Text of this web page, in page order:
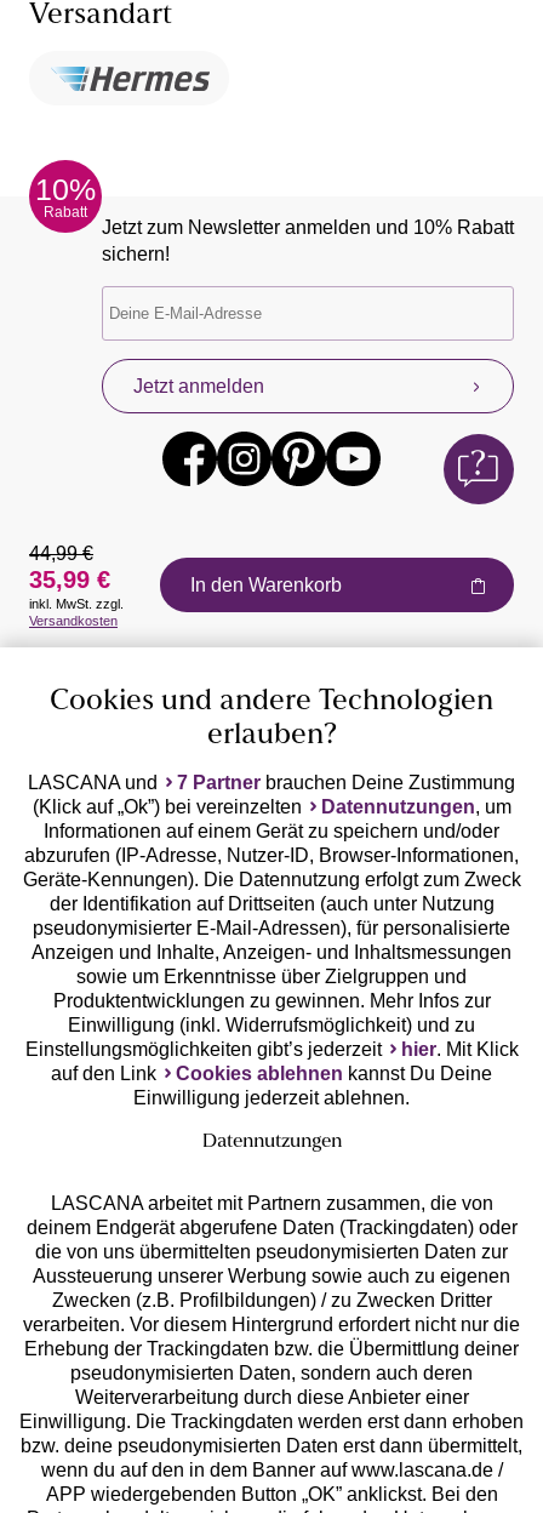
Versandart
10%
Rabatt
Jetzt zum Newsletter anmelden und 10% Rabatt
sichern!
Jetzt anmelden
Auszeichnungen
Geprüfte Sicherheit
Unsere Apps
Services
Beratung
Über uns
Rechtliches
44,99 €
35,99 €
inkl. MwSt. zzgl.
Versandkosten
In den Warenkorb
Cookies und andere Technologien
erlauben?
LASCANA und 7 Partner brauchen Deine Zustimmung
(Klick auf „Ok”) bei vereinzelten
Datennutzungen, um
Informationen auf einem Gerät zu speichern und/oder
abzurufen (IP-Adresse, Nutzer-ID, Browser-Informationen,
Geräte-Kennungen). Die Datennutzung erfolgt zum Zweck
der Identifikation auf Drittseiten (auch unter Nutzung
pseudonymisierter E-Mail-Adressen), für personalisierte
Anzeigen und Inhalte, Anzeigen- und Inhaltsmessungen
sowie um Erkenntnisse über Zielgruppen und
Produktentwicklungen zu gewinnen. Mehr Infos zur
Einwilligung (inkl. Widerrufsmöglichkeit) und zu
Einstellungsmöglichkeiten gibt’s jederzeit
hier. Mit Klick
auf den Link
Cookies ablehnen kannst Du Deine
Einwilligung jederzeit ablehnen.
Datennutzungen
LASCANA arbeitet mit Partnern zusammen, die von
deinem Endgerät abgerufene Daten (Trackingdaten) oder
die von uns übermittelten pseudonymisierten Daten zur
Aussteuerung unserer Werbung sowie auch zu eigenen
Zwecken (z.B. Profilbildungen) / zu Zwecken Dritter
verarbeiten. Vor diesem Hintergrund erfordert nicht nur die
Erhebung der Trackingdaten bzw. die Übermittlung deiner
pseudonymisierten Daten, sondern auch deren
Weiterverarbeitung durch diese Anbieter einer
Einwilligung. Die Trackingdaten werden erst dann erhoben
bzw. deine pseudonymisierten Daten erst dann übermittelt,
wenn du auf den in dem Banner auf www.lascana.de /
APP wiedergebenden Button „OK” anklickst. Bei den